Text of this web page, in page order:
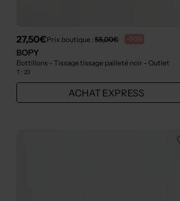
27,50€Prix boutique :55,00€ -50%
BOPY
Bottillons - Tissage tissage pailleté noir - Outlet
T :23
ACHAT EXPRESS